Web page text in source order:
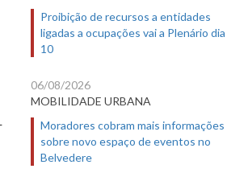
Proibição de recursos a entidades
ligadas a ocupações vai a Plenário dia
10
06/08/2026
MOBILIDADE URBANA
Moradores cobram mais informações
sobre novo espaço de eventos no
Belvedere